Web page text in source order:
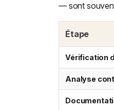
— sont
Étape
Vérification
Analyse